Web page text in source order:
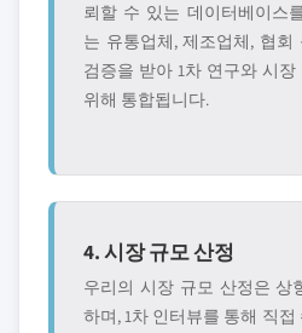
뢰할 수 있는 데이터베이스
는 유통업체, 제조업체, 협회
검증을 받아 1차 연구와 시
위해 통합됩니다.
4. 시장 규모 산정
우리의 시장 규모 산정은 상
하며, 1차 인터뷰를 통해 직